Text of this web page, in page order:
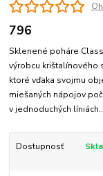
796
Sklenené poháre
výrobcu krištalínového
ktoré vďaka svojmu
miešaných nápojov
v jednoduchých
Dostupnosť